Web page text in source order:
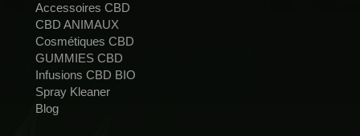
Accessoires CBD
CBD ANIMAUX
Cosmétiques CBD
GUMMIES CBD
Infusions CBD BIO
Spray Kleaner
Blog